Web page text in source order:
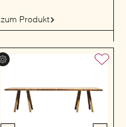
zum Produkt